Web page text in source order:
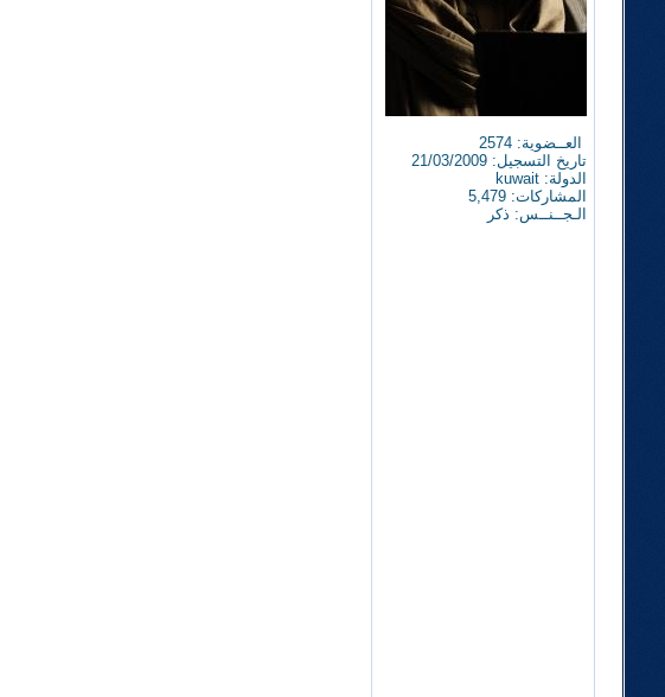
العــضوية: 2574
تاريخ التسجيل: 21/03/2009
الدولة: kuwait
المشاركات: 5,479
الـجــنــس: ذكر